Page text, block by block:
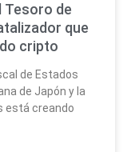
Tesoro de
que
cripto
de Estados
de Japón y la
está creando